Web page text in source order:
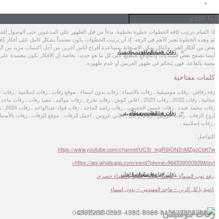
اغاني كوش بالاسماء
زفات معرس
زفات وداعية
زفات معرس بدون موسيقى
زفات وداعية بدون موسيقى
زفات ايقاعية مؤثرات | اهات
زفات راشد الماجد
زفات عبدالمجيد عبدالله
من أدراج وسلالم أو بلكونات، وكذلك دراسة شكل الديكورات بالقاعة من أجل الإستفادة منها أثناء الزفة.
2- القيام بترتيب كافة الخطوات خطوة بخطوة، بدءاً من قبل الظهور على المدعوين حتى الوصول
ثم وهذه الخطوة تعتبر الأهم في الزفة، إذ أن ترتيب الخطوات يكون معتمداً بشكل كامل على أفكار
بعض من أفكار الغير، وكذلك يمكن الاستعانة بمساعدة أفراح أناس آخرين من أجل اكتساب مزيد من
أيضا تصفح بعض المنتديات والمواقع للتطلع على كل ما هو جديد، بخاصة أن الأفكار تكون معتمدة
معينة بالقاعة، فهي تتحكم في ظهور العريس أو عدم ظهوره،
كلمات مفتاحية
زفة زفافي , زفات موسيقية , زفات بالاسماء , زفات بدون اسماء , موقع زفات , زفات اسلامية ,
مجانية , زفات 2022 , زفات 2023 , اغاني كوش , زفات تخرج , زفات مواليد , تنفيذ زفات , زفات
اروع الزفات , زفات عروس , زفات رجال , اغاني عروس , اجمل الزفات , موقع للزفات , زفات
, زفات إسلامية ,
للتواصل :
https://www.youtube.com/channel/UC5r_ixgRSION2nMZgJCbK7w
https://api.whatsapp.com/send?phone=966539000939&text=
زفة ثوب السماء – محمد عبده – تنفيذ بالاسماء حصري
اغنية يا كل الزين – ماجد المهندس – بدون اسماء
زفات موسيقى